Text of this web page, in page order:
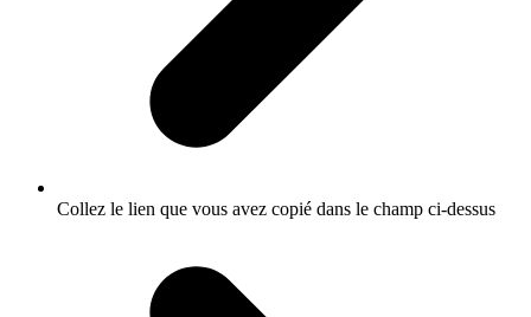
Collez le lien que vous avez copié dans le champ ci-dessus